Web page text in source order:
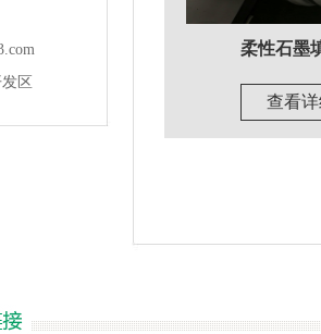
区
柔性石墨
查看